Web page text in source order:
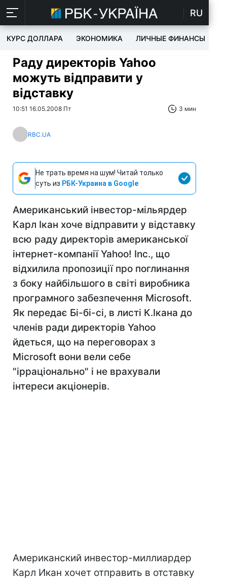
RU
КУРС ДОЛЛАРА ЭКОНОМИКА ЛИЧНЫЕ ФИНАНСЫ
Раду директорів Yahoo
можуть відправити у
відставку
10:51 16.05.2008 Пт 3 мин
RBC.UA
Не трать время на шум! Читай только
суть из РБК-Украина в Google
Американський інвестор-мільярдер
Карл Ікан хоче відправити у відставку
всю раду директорів американської
інтернет-компанії Yahoo! Inc., що
відхилила пропозиції про поглинання
з боку найбільшого в світі виробника
програмного забезпечення Microsoft.
Як передає Бі-бі-сі, в листі К.Ікана до
членів ради директорів Yahoo
йдеться, що на переговорах з
Microsoft вони вели себе
"ірраціонально" і не врахували
інтереси акціонерів.
Американский инвестор-миллиардер
Карл Икан хочет отправить в отставку